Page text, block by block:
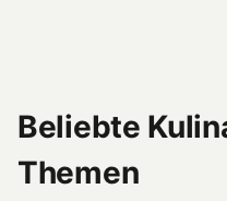
Beliebte
Themen